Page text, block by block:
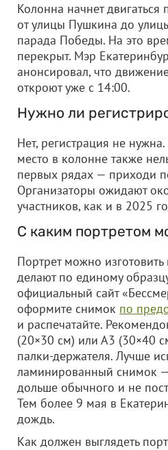
Колонна начнет двигаться
от улицы Пушкина до
парада Победы. На это
перекрыт. Мэр
анонсировал, что
откроют уже с 14:00.
Нужно ли
Нет, регистрация не
место в колонне также
первых рядах — приходи
Организаторы ожидают
участников, как и в 2025
С каким портретом
Портрет можно
делают по единому
официальный сайт
оформите снимок по
и распечатайте.
(20×30 см) или А3 (30×40
палки‑держателя. Лучше
ламинированный снимок
дольше обычного и не
Тем более 9 мая в
дождь.
Как должен выглядеть